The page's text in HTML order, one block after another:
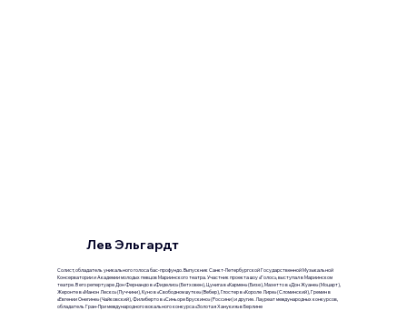
Солист, обладатель уникального голоса бас-профундо. Выпускник Санкт-Петербургской Государственной Музыкальной
Консерватории и Академии молодых певцов Мариинского театра. Участник проекта шоу «Голос», выступал в Мариинском
театре. В его репертуаре Дон Фернандо в «Фиделио» (Бетховен), Цунига в «Кармен» (Бизе), Мазетто в «Дон Жуане» (Моцарт),
Жеронте в «Манон Леско» (Пуччини), Куно в «Свободном шутке» (Вебер), Глостер в «Короле Лире» (Сломинский), Гремин в
«Евгении Онегине» (Чайковский), Филиберто в «Синьоре Брускино» (Россини) и другие. Лауреат международных конкурсов,
обладатель Гран-При международного вокального конкурса «Золотая Ханукия» в Берлине
Лев Эльгардт